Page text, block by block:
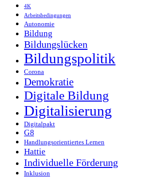
4K
Arbeitsbedingungen
Autonomie
Bildung
Bildungslücken
Bildungspolitik
Corona
Demokratie
Digitale Bildung
Digitalisierung
Digitalpakt
G8
Handlungsorientiertes Lernen
Hattie
Individuelle Förderung
Inklusion